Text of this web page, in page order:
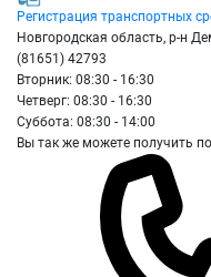
Регистрация транспортных
Новгородская область, р-н
(81651) 42793
Вторник: 08:30 - 16:30
Четверг: 08:30 - 16:30
Суббота: 08:30 - 14:00
Вы так же можете получить